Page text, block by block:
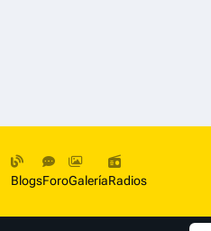
BlogsForoGaleríaRadios